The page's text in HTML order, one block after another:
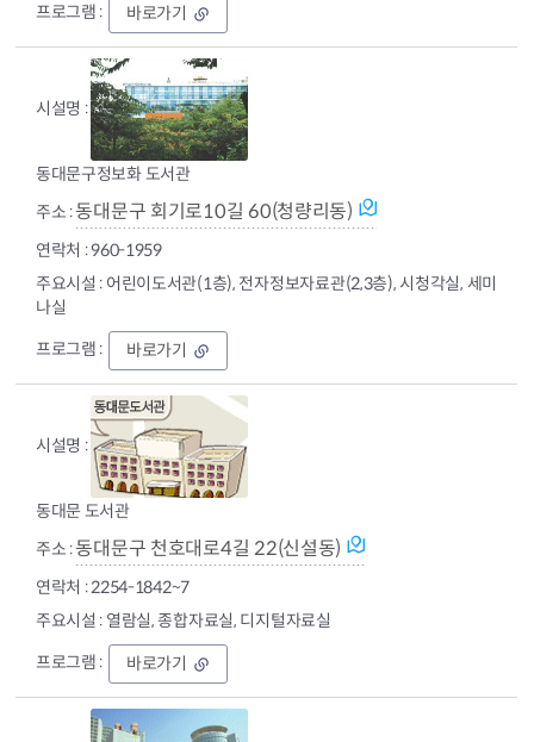
동
대
문
구
민
회
관
바로가기
동대문구정보화 도서관
동대문구 회기로10길 60(청량리동)
960-1959
어린이도서관(1층), 전자정보자료관(2,3층), 시청각실, 세미
나실
동
대
문
구
정
보
화
도
서
관
바로가기
동대문 도서관
동대문구 천호대로4길 22(신설동)
2254-1842~7
열람실, 종합자료실, 디지털자료실
동
대
문
도
바로가기